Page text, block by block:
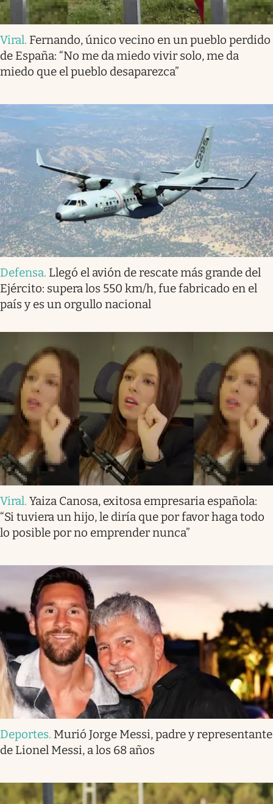
Viral. Fernando, único vecino en un pueblo perdido
de España: “No me da miedo vivir solo, me da
miedo que el pueblo desaparezca”
Defensa. Llegó el avión de rescate más grande del
Ejército: supera los 550 km/h, fue fabricado en el
país y es un orgullo nacional
Viral. Yaiza Canosa, exitosa empresaria española:
“Si tuviera un hijo, le diría que por favor haga todo
lo posible por no emprender nunca”
Deportes. Murió Jorge Messi, padre y representante
de Lionel Messi, a los 68 años